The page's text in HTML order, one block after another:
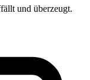
und überzeugt.